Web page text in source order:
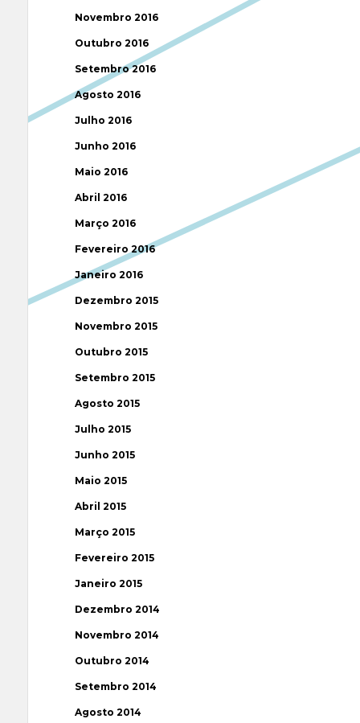
Novembro 2016
Outubro 2016
Setembro 2016
Agosto 2016
Julho 2016
Junho 2016
Maio 2016
Abril 2016
Março 2016
Fevereiro 2016
Janeiro 2016
Dezembro 2015
Novembro 2015
Outubro 2015
Setembro 2015
Agosto 2015
Julho 2015
Junho 2015
Maio 2015
Abril 2015
Março 2015
Fevereiro 2015
Janeiro 2015
Dezembro 2014
Novembro 2014
Outubro 2014
Setembro 2014
Agosto 2014